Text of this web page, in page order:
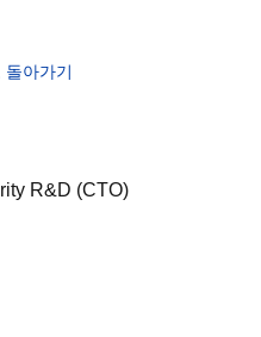
돌아가기
R&D (CTO)